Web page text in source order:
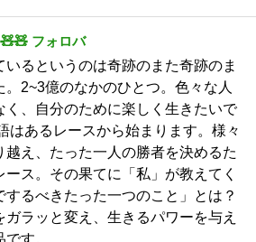
フォロバ
いるというのは奇跡のまた奇跡のま
。2~3億のなかのひとつ。色々な人
く、自分のために楽しく生きたいで
はあるレースから始まります。様々
越え、たった一人の勝者を決めるた
ース。その果てに「私」が教えてく
するべきたった一つのこと」とは？
ガラッと変え、生きるパワーを与え
す。